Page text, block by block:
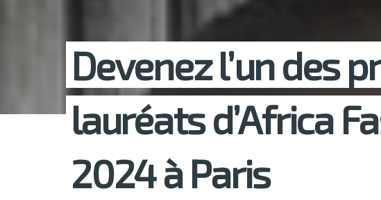
Devenez l’un des
lauréats d’Africa
2024 à Paris